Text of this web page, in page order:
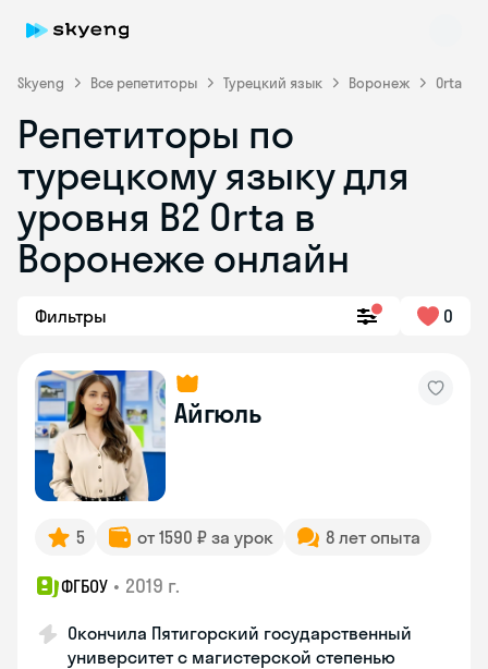
Skyeng Все репетиторы Турецкий язык Воронеж Orta
Репетиторы по
турецкому языку для
уровня B2 Orta в
Воронеже онлайн
Фильтры 0
Айгюль
5 от 1590 ₽ за урок 8 лет опыта
ФГБОУ • 2019 г.
Окончила Пятигорский государственный
университет с магистерской степенью
Skyeng Chat
online